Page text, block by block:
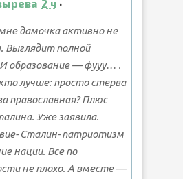
2 ч ·
дамочка активно не
Выглядит полной
образование — фууу… .
лучше: просто стерва
православная? Плюс
Уже заявила.
Сталин- патриотизм
нации. Все по
не плохо. А вместе —